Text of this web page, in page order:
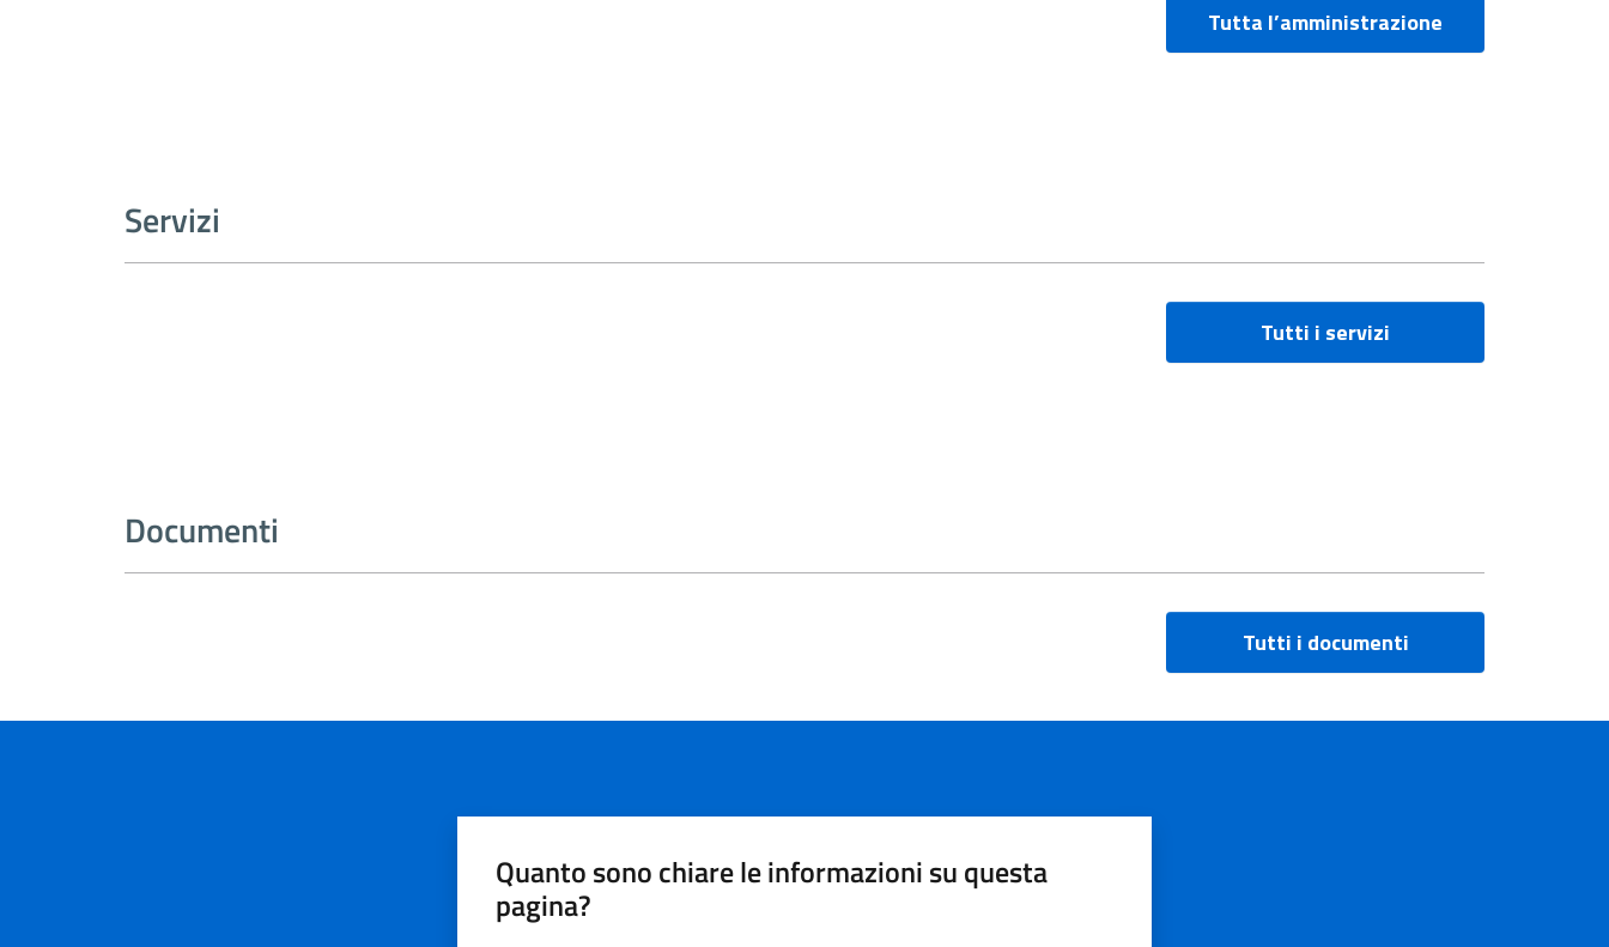
Tutta l’amministrazione
Servizi
Tutti i servizi
Documenti
Tutti i documenti
Quanto sono chiare le informazioni su questa
pagina?